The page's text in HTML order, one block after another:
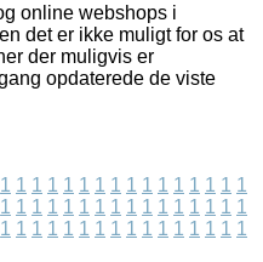
online webshops i
det er ikke muligt for os at
der muligvis er
opdaterede de viste
1 1 1 1 1 1 1 1 1 1 1 1 1 1 1 1
1 1 1 1 1 1 1 1 1 1 1 1 1 1 1 1
1 1 1 1 1 1 1 1 1 1 1 1 1 1 1 1